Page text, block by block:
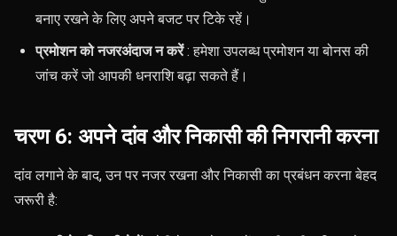
बनाए रखने के लिए अपने बजट पर टिके रहें।
प्रमोशन को नजरअंदाज न करें: हमेशा उपलब्ध प्रमोशन या बोनस की
जांच करें जो आपकी धनराशि बढ़ा सकते हैं।
चरण 6: अपने दांव और निकासी की निगरानी करना
दांव लगाने के बाद, उन पर नजर रखना और निकासी का प्रबंधन करना बेहद
जरूरी है: